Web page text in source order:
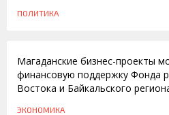
ПОЛИТИКА
Магаданские бизнес-проекты
финансовую поддержку Фонда
Востока и Байкальского
ЭКОНОМИКА